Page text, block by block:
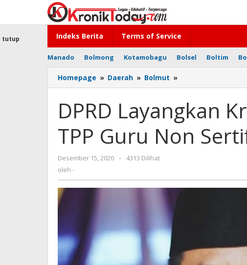
konten
Indeks Berita Terms of Service
Manado Bolmong Kotamobagu Bolsel Boltim
tutup
Homepage » Daerah » Bolmut »
Layangkan
Penyaluran
TPP
Non
DPRD Layangkan
TPP Guru Non
Desember 15, 2020
oleh
-
4313 Dilihat
oleh -